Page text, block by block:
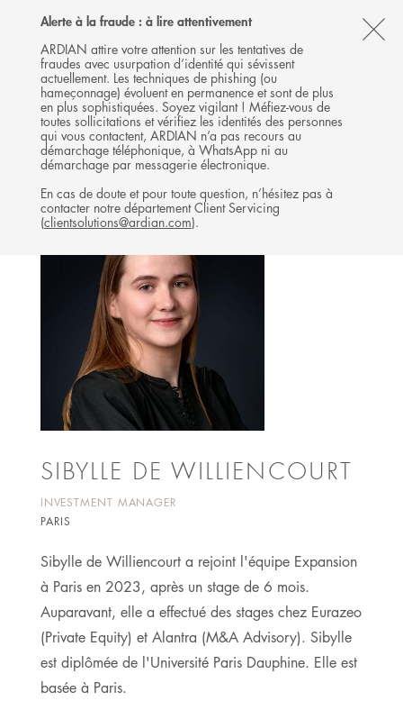
Alerte à la fraude : à lire attentivement
ARDIAN attire votre attention sur les tentatives de
fraudes avec usurpation d’identité qui sévissent
actuellement. Les techniques de phishing (ou
hameçonnage) évoluent en permanence et sont de plus
en plus sophistiquées. Soyez vigilant ! Méfiez-vous de
toutes sollicitations et vérifiez les identités des personnes
qui vous contactent, ARDIAN n’a pas recours au
démarchage téléphonique, à WhatsApp ni au
démarchage par messagerie électronique.
En cas de doute et pour toute question, n’hésitez pas à
contacter notre département Client Servicing
(clientsolutions@ardian.com).
Follow
Ardian
on
X
Follow
Ardian
on
LinkedIn
Follow
Ardian
on
YouTube
Ardian
on
Jobs
on
LinkedIn
MENU
L'ÉQUIPE
EXPANSION
SIBYLLE DE WILLIENCOURT
INVESTMENT MANAGER
PARIS
Sibylle de Williencourt a rejoint l'équipe Expansion
à Paris en 2023, après un stage de 6 mois.
Auparavant, elle a effectué des stages chez Eurazeo
(Private Equity) et Alantra (M&A Advisory). Sibylle
est diplômée de l'Université Paris Dauphine. Elle est
basée à Paris.